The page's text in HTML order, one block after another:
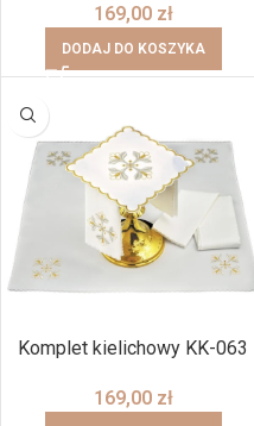
169,00 zł
DODAJ DO KOSZYKA
Komplet kielichowy KK-063
169,00 zł